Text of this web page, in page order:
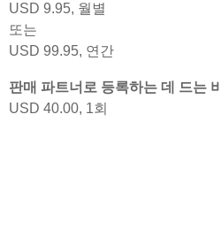
USD 9.95, 월별
또는
USD 99.95, 연간
판매 파트너로 등록하는 데 드는
USD 40.00, 1회